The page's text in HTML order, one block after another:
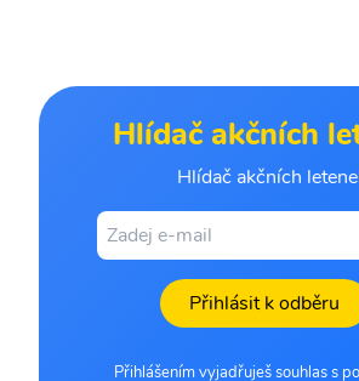
Hlídač akčních
Hlídač akčních
Přihlásit k odběru
Přihlášením vyjadřuješ souhlas s